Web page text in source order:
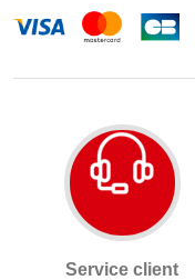
Service client